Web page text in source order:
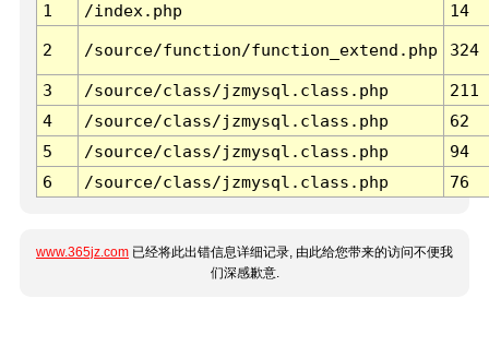
1
/index.php 14
2 /source/function/function_extend.php 324
3 /source/class/jzmysql.class.php
211
4
/source/class/jzmysql.class.php
62
5
/source/class/jzmysql.class.php
94
6
/source/class/jzmysql.class.php 76
www.365jz.com 已经将此出错信息详细记录, 由此给您带来的访问不便我
们深感歉意.